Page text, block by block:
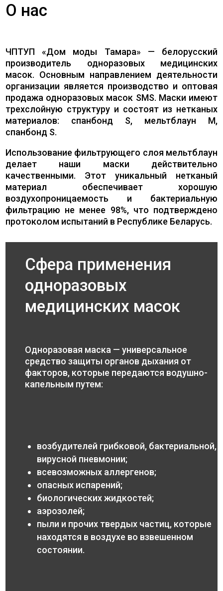
О нас
ЧПТУП «Дом моды Тамара» — белорусский
производитель одноразовых медицинских
масок. Основным направлением деятельности
организации является производство и оптовая
продажа одноразовых масок SMS. Маски имеют
трехслойную структуру и состоят из нетканых
материалов: спанбонд S, мельтблаун M,
спанбонд S.
Использование фильтрующего слоя мельтблаун
делает наши маски действительно
качественными. Этот уникальный нетканый
материал обеспечивает хорошую
воздухопроницаемость и бактериальную
фильтрацию не менее 98%, что подтверждено
протоколом испытаний в Республике Беларусь.
Сфера применения
одноразовых
медицинских масок
Одноразовая маска — универсальное
средство защиты органов дыхания от
факторов, которые передаются водушно-
капельным путем:
возбудителей грибковой, бактериальной,
вирусной пневмонии;
всевозможных аллергенов;
опасных испарений;
биологических жидкостей;
аэрозолей;
пыли и прочих твердых частиц, которые
находятся в воздухе во взвешенном
состоянии.